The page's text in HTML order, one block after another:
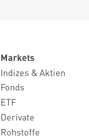
Markets
Indizes & Aktien
Fonds
ETF
Derivate
Rohstoffe